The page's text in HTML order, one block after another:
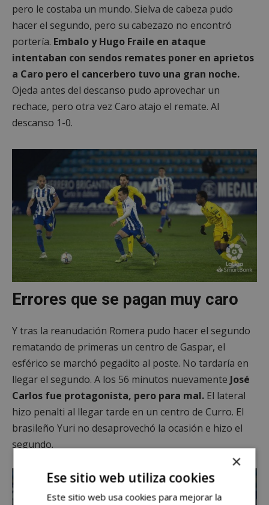
pero le costaba un mundo. Sielva de cabeza pudo
hacer el segundo, pero su cabezazo no encontró
portería. Embalo y Hugo Fraile en ataque
intentaban con sendos remates poner en aprietos
a Caro pero el cancerbero tuvo una gran noche.
Ojeda antes del descanso pudo aprovechar un
rechace, pero otra vez Caro atajo el remate. Al
descanso 1-0.
Errores que se pagan muy caro
Y tras la reanudación Romera pudo hacer el segundo
rematando de primeras un centro de Gaspar, el
esférico se marchó pegadito al poste. No tardaría en
llegar el segundo. A los 56 minutos nuevamente José
Carlos fue protagonista, pero para mal. El lateral
hizo penalti al llegar tarde en un centro de Curro. El
brasileño Yuri no desaprovechó la ocasión e hizo el
segundo.
×
Ese sitio web utiliza cookies
Este sitio web usa cookies para mejorar la